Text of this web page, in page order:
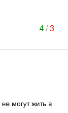
4/3
могут жить в